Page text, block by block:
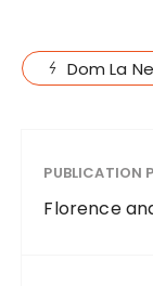
Dom La
PUBLICATION
Florence